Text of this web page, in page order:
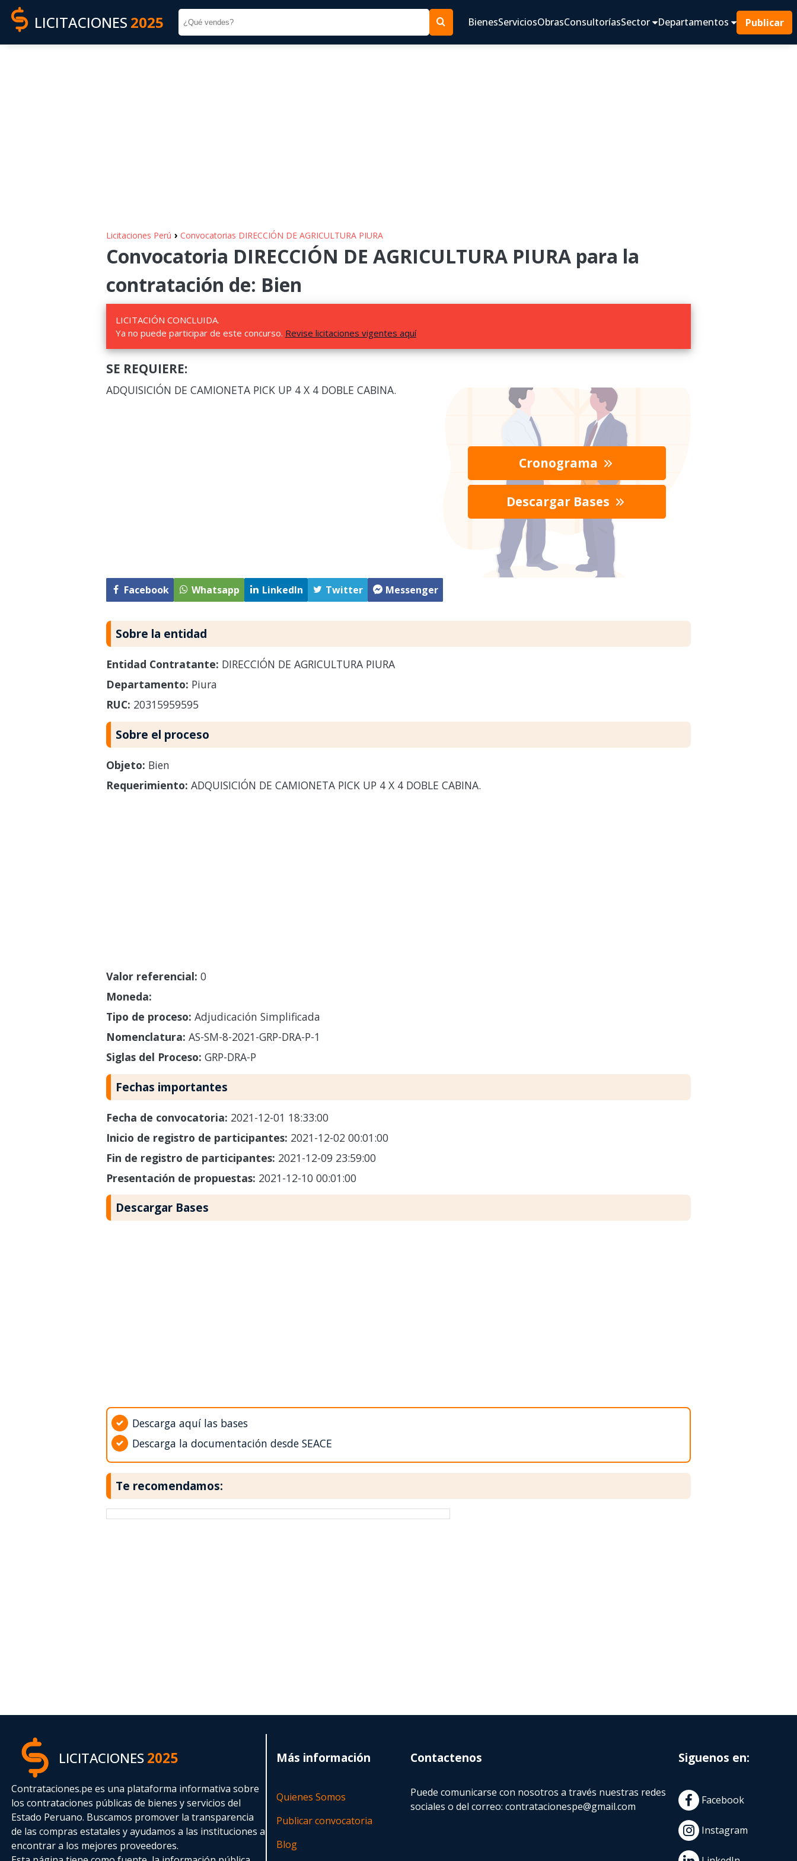
LICITACIONES 2025 BienesServiciosObrasConsultoríasSector Departamentos Publicar
Licitaciones Perú › Convocatorias DIRECCIÓN DE AGRICULTURA PIURA
Convocatoria DIRECCIÓN DE AGRICULTURA PIURA para la
contratación de: Bien
LICITACIÓN CONCLUIDA.
Ya no puede participar de este concurso. Revise licitaciones vigentes aquí
SE REQUIERE:
ADQUISICIÓN DE CAMIONETA PICK UP 4 X 4 DOBLE CABINA.
Facebook Whatsapp LinkedIn Twitter Messenger
Cronograma
Descargar Bases
Sobre la entidad
Entidad Contratante: DIRECCIÓN DE AGRICULTURA PIURA
Departamento: Piura
RUC: 20315959595
Sobre el proceso
Objeto: Bien
Requerimiento: ADQUISICIÓN DE CAMIONETA PICK UP 4 X 4 DOBLE CABINA.
Valor referencial: 0
Moneda:
Tipo de proceso: Adjudicación Simplificada
Nomenclatura: AS-SM-8-2021-GRP-DRA-P-1
Siglas del Proceso: GRP-DRA-P
Fechas importantes
Fecha de convocatoria: 2021-12-01 18:33:00
Inicio de registro de participantes: 2021-12-02 00:01:00
Fin de registro de participantes: 2021-12-09 23:59:00
Presentación de propuestas: 2021-12-10 00:01:00
Descargar Bases
Descarga aquí las bases
Descarga la documentación desde SEACE
Te recomendamos:
LICITACIONES2025
Contrataciones.pe es una plataforma informativa sobre
los contrataciones públicas de bienes y servicios del
Estado Peruano. Buscamos promover la transparencia
de las compras estatalesy ayudamos a las instituciones a
encontrar a los mejores proveedores.
Más información
Quienes Somos
Publicar convocatoria
Blog
Contactenos
Puede comunicarse con nosotros a través nuestras redes
sociales o del correo:contratacionespe@gmail.com
Siguenos en:
Facebook
Instagram